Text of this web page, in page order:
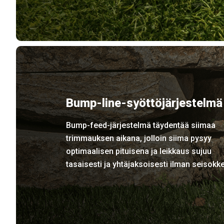
Bump-line-syöttöjärjestelmä
Bump-feed-järjestelmä täydentää siimaa
trimmauksen aikana, jolloin siima pysyy
optimaalisen pituisena ja leikkaus sujuu
tasaisesti ja yhtäjaksoisesti ilman